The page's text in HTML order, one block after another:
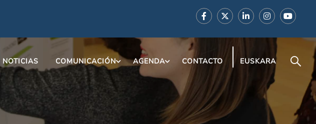
NOTICIAS COMUNICACIÓN AGENDA CONTACTO EUSKARA